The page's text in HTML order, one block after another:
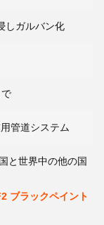
しガルバン化
管道システム
と世界中の他の国
ブラックペイント